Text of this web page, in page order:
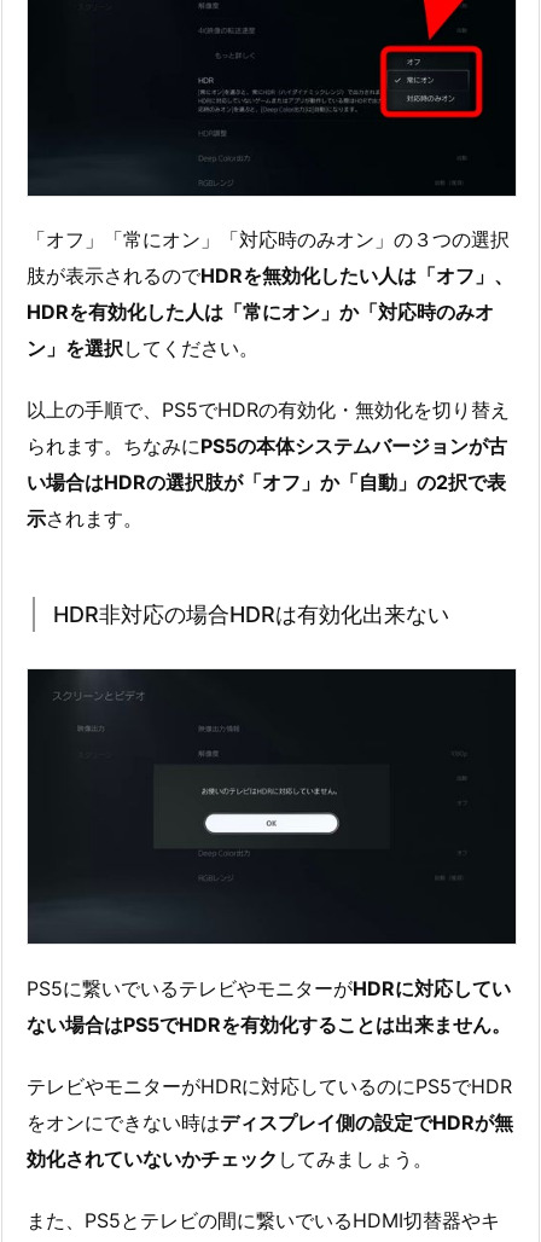
「オフ」「常にオン」「対応時のみオン」の３つの選択
肢が表示されるのでHDRを無効化したい人は「オフ」、
HDRを有効化した人は「常にオン」か「対応時のみオ
ン」を選択してください。
以上の手順で、PS5でHDRの有効化・無効化を切り替え
られます。ちなみにPS5の本体システムバージョンが古
い場合はHDRの選択肢が「オフ」か「自動」の2択で表
示されます。
HDR非対応の場合HDRは有効化出来ない
PS5に繋いでいるテレビやモニターがHDRに対応してい
ない場合はPS5でHDRを有効化することは出来ません。
テレビやモニターがHDRに対応しているのにPS5でHDR
をオンにできない時はディスプレイ側の設定でHDRが無
効化されていないかチェック してみましょう。
また、PS5とテレビの間に繋いでいるHDMI切替器やキ